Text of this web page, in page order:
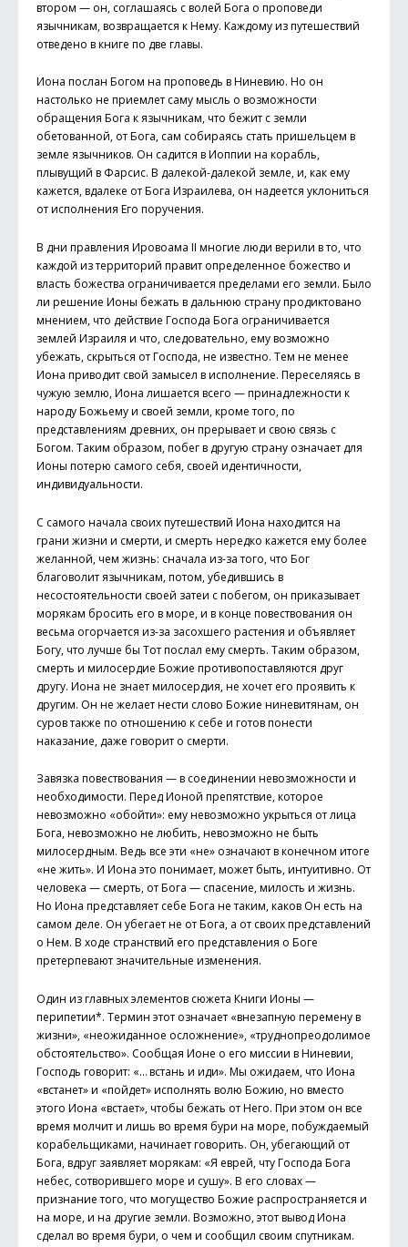
втором — он, соглашаясь с волей Бога о проповеди
язычникам, возвращается к Нему. Каждому из путешествий
отведено в книге по две главы.
Иона послан Богом на проповедь в Ниневию. Но он
настолько не приемлет саму мысль о возможности
обращения Бога к язычникам, что бежит с земли
обетованной, от Бога, сам собираясь стать пришельцем в
земле язычников. Он садится в Иоппии на корабль,
плывущий в Фарсис. В далекой-далекой земле, и, как ему
кажется, вдалеке от Бога Израилева, он надеется уклониться
от исполнения Его поручения.
В дни правления Ировоама II многие люди верили в то, что
каждой из территорий правит определенное божество и
власть божества ограничивается пределами его земли. Было
ли решение Ионы бежать в дальнюю страну продиктовано
мнением, что действие Господа Бога ограничивается
землей Израиля и что, следовательно, ему возможно
убежать, скрыться от Господа, не известно. Тем не менее
Иона приводит свой замысел в исполнение. Переселяясь в
чужую землю, Иона лишается всего — принадлежности к
народу Божьему и своей земли, кроме того, по
представлениям древних, он прерывает и свою связь с
Богом. Таким образом, побег в другую страну означает для
Ионы потерю самого себя, своей идентичности,
индивидуальности.
С самого начала своих путешествий Иона находится на
грани жизни и смерти, и смерть нередко кажется ему более
желанной, чем жизнь: сначала из-за того, что Бог
благоволит язычникам, потом, убедившись в
несостоятельности своей затеи с побегом, он приказывает
морякам бросить его в море, и в конце повествования он
весьма огорчается из-за засохшего растения и объявляет
Богу, что лучше бы Тот послал ему смерть. Таким образом,
смерть и милосердие Божие противопоставляются друг
другу. Иона не знает милосердия, не хочет его проявить к
другим. Он не желает нести слово Божие ниневитянам, он
суров также по отношению к себе и готов понести
наказание, даже говорит о смерти.
Завязка повествования — в соединении невозможности и
необходимости. Перед Ионой препятствие, которое
невозможно «обойти»: ему невозможно укрыться от лица
Бога, невозможно не любить, невозможно не быть
милосердным. Ведь все эти «не» означают в конечном итоге
«не жить». И Иона это понимает, может быть, интуитивно. От
человека — смерть, от Бога — спасение, милость и жизнь.
Но Иона представляет себе Бога не таким, каков Он есть на
самом деле. Он убегает не от Бога, а от своих представлений
о Нем. В ходе странствий его представления о Боге
претерпевают значительные изменения.
Один из главных элементов сюжета Книги Ионы —
перипетии*. Термин этот означает «внезапную перемену в
жизни», «неожиданное осложнение», «труднопреодолимое
обстоятельство». Сообщая Ионе о его миссии в Ниневии,
Господь говорит: «… встань и иди». Мы ожидаем, что Иона
«встанет» и «пойдет» исполнять волю Божию, но вместо
этого Иона «встает», чтобы бежать от Него. При этом он все
время молчит и лишь во время бури на море, побуждаемый
корабельщиками, начинает говорить. Он, убегающий от
Бога, вдруг заявляет морякам: «Я еврей, чту Господа Бога
небес, сотворившего море и сушу». В его словах —
признание того, что могущество Божие распространяется и
на море, и на другие земли. Возможно, этот вывод Иона
сделал во время бури, о чем и сообщил своим спутникам.